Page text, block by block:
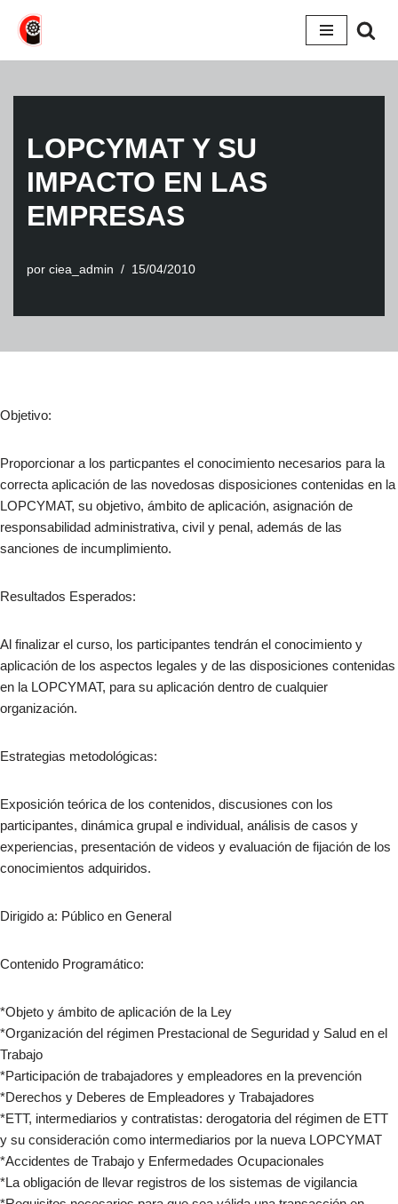
Saltar
LOPCYMAT Y SU
IMPACTO EN LAS
EMPRESAS
por ciea_admin 15/04/2010
Objetivo:
Proporcionar a los particpantes el conocimiento necesarios para la
correcta aplicación de las novedosas disposiciones contenidas en la
LOPCYMAT, su objetivo, ámbito de aplicación, asignación de
responsabilidad administrativa, civil y penal, además de las
sanciones de incumplimiento.
Resultados Esperados:
Al finalizar el curso, los participantes tendrán el conocimiento y
aplicación de los aspectos legales y de las disposiciones contenidas
en la LOPCYMAT, para su aplicación dentro de cualquier
organización.
Estrategias metodológicas:
Exposición teórica de los contenidos, discusiones con los
participantes, dinámica grupal e individual, análisis de casos y
experiencias, presentación de videos y evaluación de fijación de los
conocimientos adquiridos.
Dirigido a: Público en General
Contenido Programático:
*Objeto y ámbito de aplicación de la Ley
*Organización del régimen Prestacional de Seguridad y Salud en el
Trabajo
*Participación de trabajadores y empleadores en la prevención
*Derechos y Deberes de Empleadores y Trabajadores
*ETT, intermediarios y contratistas: derogatoria del régimen de ETT
y su consideración como intermediarios por la nueva LOPCYMAT
*Accidentes de Trabajo y Enfermedades Ocupacionales
*La obligación de llevar registros de los sistemas de vigilancia